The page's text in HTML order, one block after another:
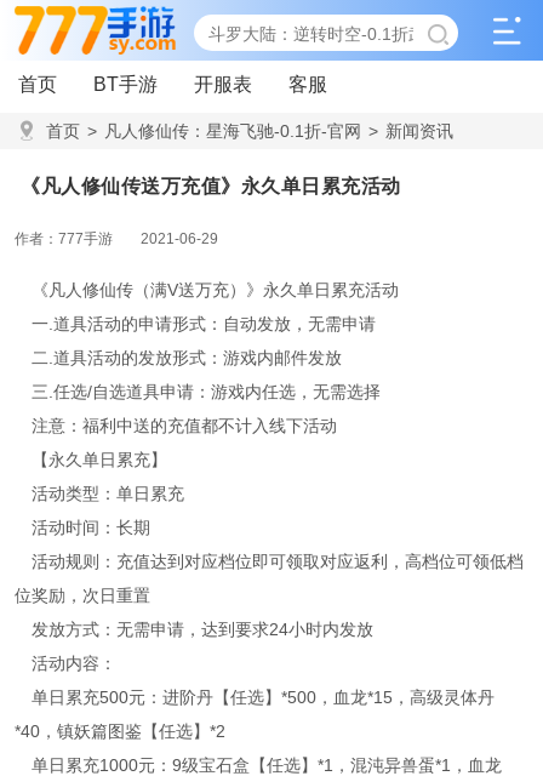
首页 BT手游 开服表 客服
首页 > 凡人修仙传：星海飞驰-0.1折-官网 > 新闻资讯
《凡人修仙传送万充值》永久单日累充活动
作者：777手游 2021-06-29
《凡人修仙传（满V送万充）》永久单日累充活动
一.道具活动的申请形式：自动发放，无需申请
二.道具活动的发放形式：游戏内邮件发放
三.任选/自选道具申请：游戏内任选，无需选择
注意：福利中送的充值都不计入线下活动
【永久单日累充】
活动类型：单日累充
活动时间：长期
活动规则：充值达到对应档位即可领取对应返利，高档位可领低档
位奖励，次日重置
发放方式：无需申请，达到要求24小时内发放
活动内容：
单日累充500元：进阶丹【任选】*500，血龙*15，高级灵体丹
*40，镇妖篇图鉴【任选】*2
单日累充1000元：9级宝石盒【任选】*1，混沌异兽蛋*1，血龙